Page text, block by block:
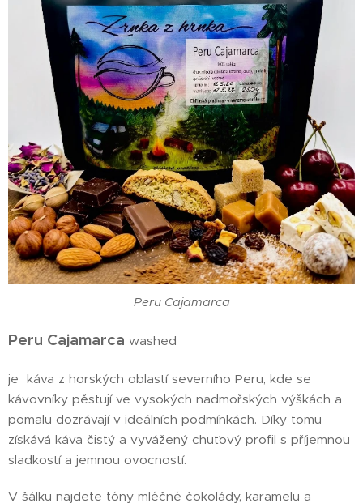
Peru Cajamarca
Peru Cajamarca washed
je káva z horských oblastí severního Peru, kde se
kávovníky pěstují ve vysokých nadmořských výškách a
pomalu dozrávají v ideálních podmínkách. Díky tomu
získává káva čistý a vyvážený chuťový profil s příjemnou
sladkostí a jemnou ovocností.
V šálku najdete tóny mléčné čokolády, karamelu a